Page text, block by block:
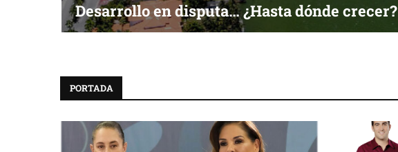
Desarrollo en disputa… ¿Hasta dónde crecer?
PORTADA